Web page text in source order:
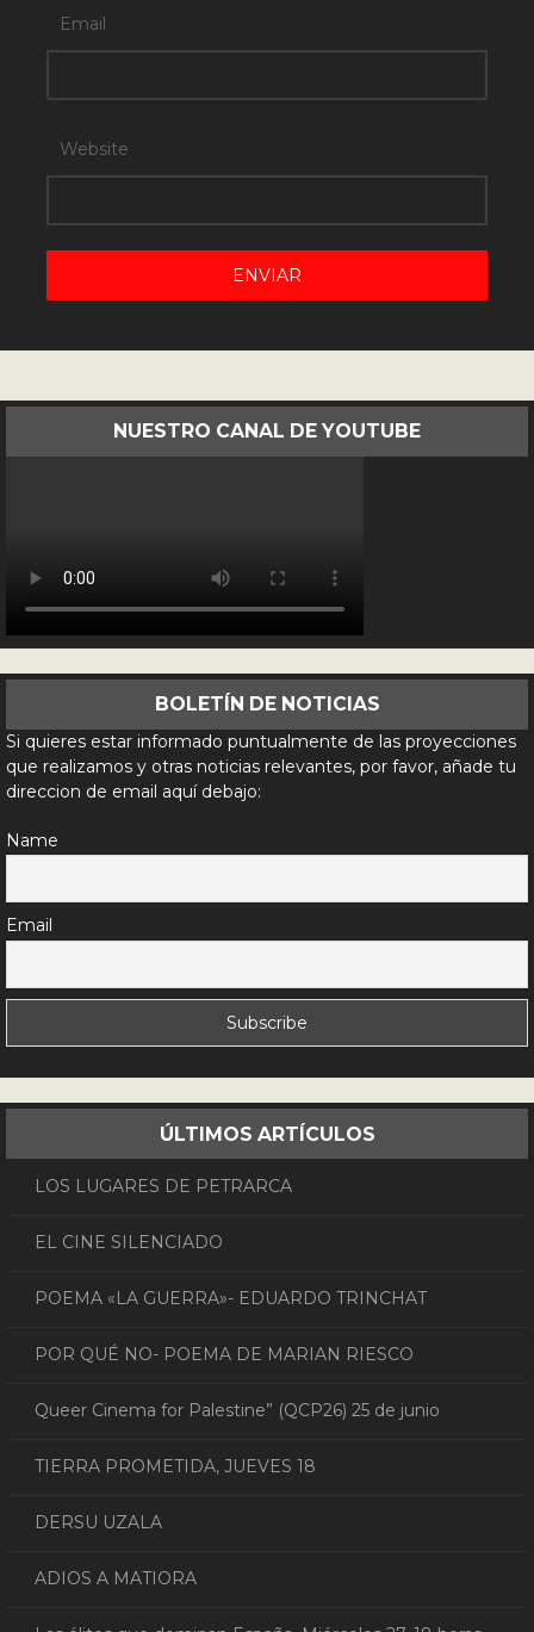
Email
Website
NUESTRO CANAL DE YOUTUBE
BOLETÍN DE NOTICIAS
Si quieres estar informado puntualmente de las proyecciones
que realizamos y otras noticias relevantes, por favor, añade tu
direccion de email aquí debajo:
Name
Email
ÚLTIMOS ARTÍCULOS
LOS LUGARES DE PETRARCA
EL CINE SILENCIADO
POEMA «LA GUERRA»- EDUARDO TRINCHAT
POR QUÉ NO- POEMA DE MARIAN RIESCO
Queer Cinema for Palestine” (QCP26) 25 de junio
TIERRA PROMETIDA, JUEVES 18
DERSU UZALA
ADIOS A MATIORA